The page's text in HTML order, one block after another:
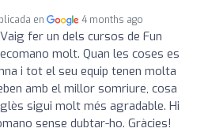
en 4 months ago
Vaig fer un dels cursos de Fun
molt. Quan les coses es
i tot el seu equip tenen molta
amb el millor somriure, cosa
sigui molt més agradable. Hi
sense dubtar-ho. Gràcies!